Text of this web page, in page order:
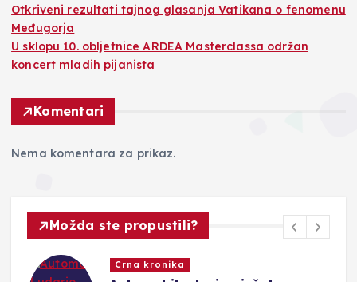
Otkriveni rezultati tajnog glasanja Vatikana o fenomenu
Međugorja
U sklopu 10. obljetnice ARDEA Masterclassa održan
koncert mladih pijanista
Komentari
Nema komentara za prikaz.
Možda ste propustili?
Crna kronika